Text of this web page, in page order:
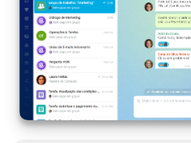
CRM
Agendamento on-line
CoPilot - IA no Bitrix24
Contact Center